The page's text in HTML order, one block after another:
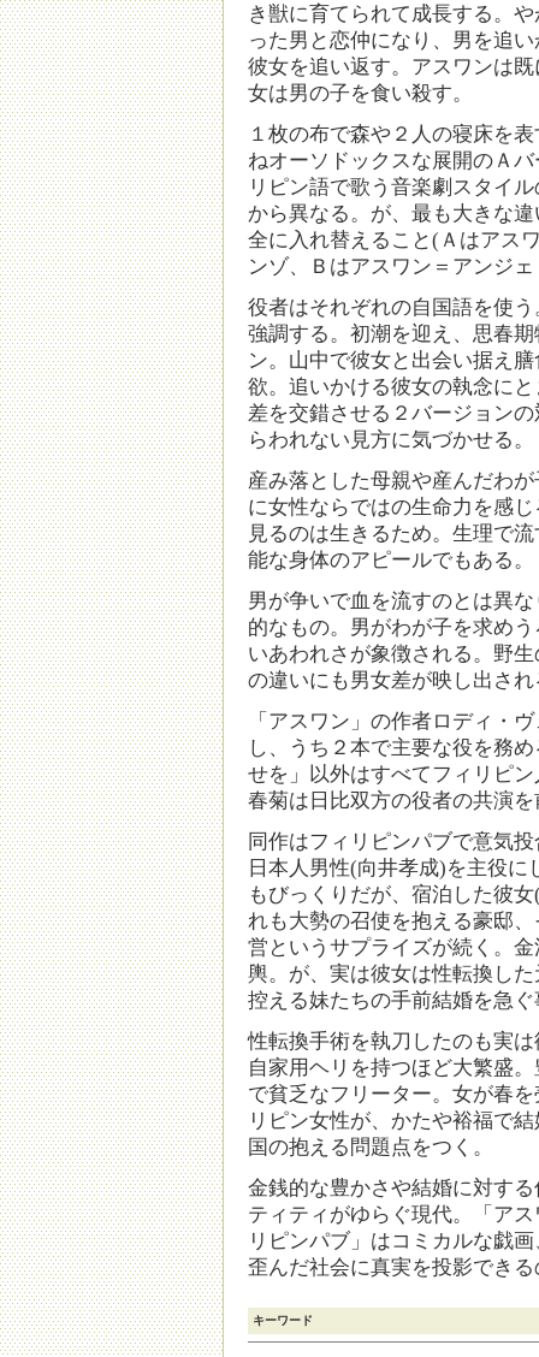
き獣に育てられて成長する。
った男と恋仲になり、男を追
彼女を追い返す。アスワンは
女は男の子を食い殺す。
１枚の布で森や２人の寝床を
ねオーソドックスな展開のＡ
リピン語で歌う音楽劇スタイ
から異なる。が、最も大きな
全に入れ替えること(Ａはアス
ンゾ、Ｂはアスワン＝アンジ
役者はそれぞれの自国語を使
強調する。初潮を迎え、思春
ン。山中で彼女と出会い据え
欲。追いかける彼女の執念に
差を交錯させる２バージョン
らわれない見方に気づかせる。
産み落とした母親や産んだわ
に女性ならではの生命力を感
見るのは生きるため。生理で
能な身体のアピールでもある。
男が争いで血を流すのとは異
的なもの。男がわが子を求め
いあわれさが象徴される。野
の違いにも男女差が映し出され
「アスワン」の作者ロディ・
し、うち２本で主要な役を務
せを」以外はすべてフィリピ
春菊は日比双方の役者の共演
同作はフィリピンパブで意気
日本人男性(向井孝成)を主役
もびっくりだが、宿泊した彼
れも大勢の召使を抱える豪邸
営というサプライズが続く。
輿。が、実は彼女は性転換し
控える妹たちの手前結婚を急
性転換手術を執刀したのも実
自家用ヘリを持つほど大繁盛
で貧乏なフリーター。女が春
リピン女性が、かたや裕福で
国の抱える問題点をつく。
金銭的な豊かさや結婚に対す
ティティがゆらぐ現代。「ア
リピンパブ」はコミカルな戯
歪んだ社会に真実を投影でき
キーワード